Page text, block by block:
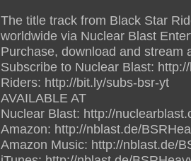
The title track from Black Star
worldwide via Nuclear Blast
Purchase, download and stream
Subscribe to Nuclear Blast:
Riders: http://bit.ly/subs-bsr-yt
AVAILABLE AT
Nuclear Blast: http://
Amazon: http://nblast.de/
Amazon Music: http://nblast.de/